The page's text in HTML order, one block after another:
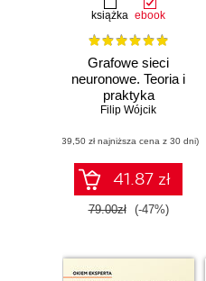
książka ebook
Grafowe sieci
neuronowe. Teoria i
praktyka
Filip Wójcik
(39,50 zł najniższa cena z 30 dni)
41.87 zł
79.00zł (-47%)